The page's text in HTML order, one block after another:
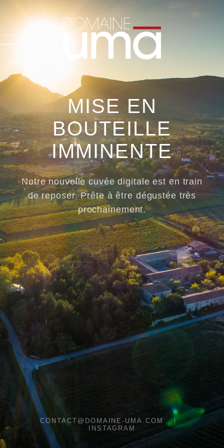
MISE EN
BOUTEILLE
IMMINENTE
Notre nouvelle cuvée digitale est en train
de reposer. Prête à être dégustée très
prochainement.
CONTACT@DOMAINE-UMA.COM
|
INSTAGRAM